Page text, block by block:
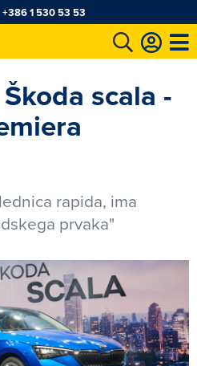
+386 1 530 53 53
scala -
rapida, ima
prvaka"